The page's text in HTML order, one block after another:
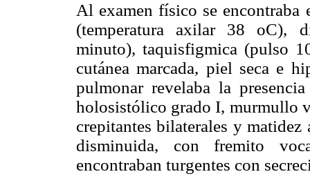
Al examen físico se
(temperatura axilar 38 oC),
minuto), taquisfigmica (pulso
cutánea marcada, piel seca e
pulmonar revelaba la
holosistólico grado I, murmullo
crepitantes bilaterales y
disminuida, con fremito
encontraban turgentes con